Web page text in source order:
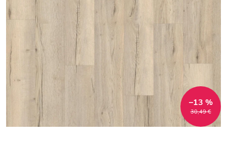
30,49 €
–13 %